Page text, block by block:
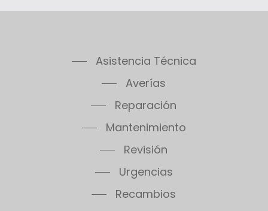
Asistencia Técnica
Averías
Reparación
Mantenimiento
Revisión
Urgencias
Recambios